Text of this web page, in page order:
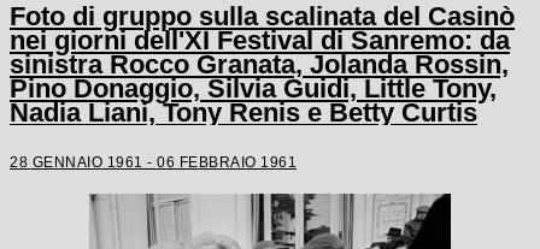
Foto di gruppo sulla scalinata del Casinò
nei giorni dell'XI Festival di Sanremo: da
sinistra Rocco Granata, Jolanda Rossin,
Pino Donaggio, Silvia Guidi, Little Tony,
Nadia Liani, Tony Renis e Betty Curtis
28 GENNAIO 1961 - 06 FEBBRAIO 1961